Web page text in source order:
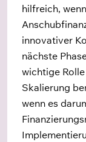
hilfreich,
innovativer
nächste
wichtige
Skalierung
wenn es